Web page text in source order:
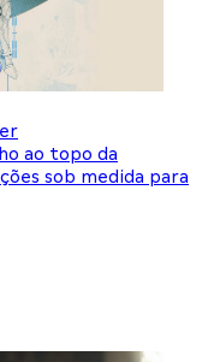
ao topo da
sob medida para